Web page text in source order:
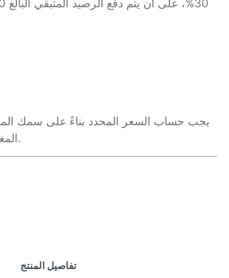
يجب حساب السعر المحدد بناءً على سمك
المغلف على السطح.
تفاصيل المنتج